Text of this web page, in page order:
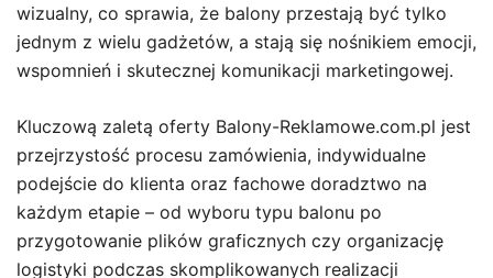
wizualny, co sprawia, że balony przestają być tylko
jednym z wielu gadżetów, a stają się nośnikiem emocji,
wspomnień i skutecznej komunikacji marketingowej.
Kluczową zaletą oferty Balony-Reklamowe.com.pl jest
przejrzystość procesu zamówienia, indywidualne
podejście do klienta oraz fachowe doradztwo na
każdym etapie – od wyboru typu balonu po
przygotowanie plików graficznych czy organizację
logistyki podczas skomplikowanych realizacji